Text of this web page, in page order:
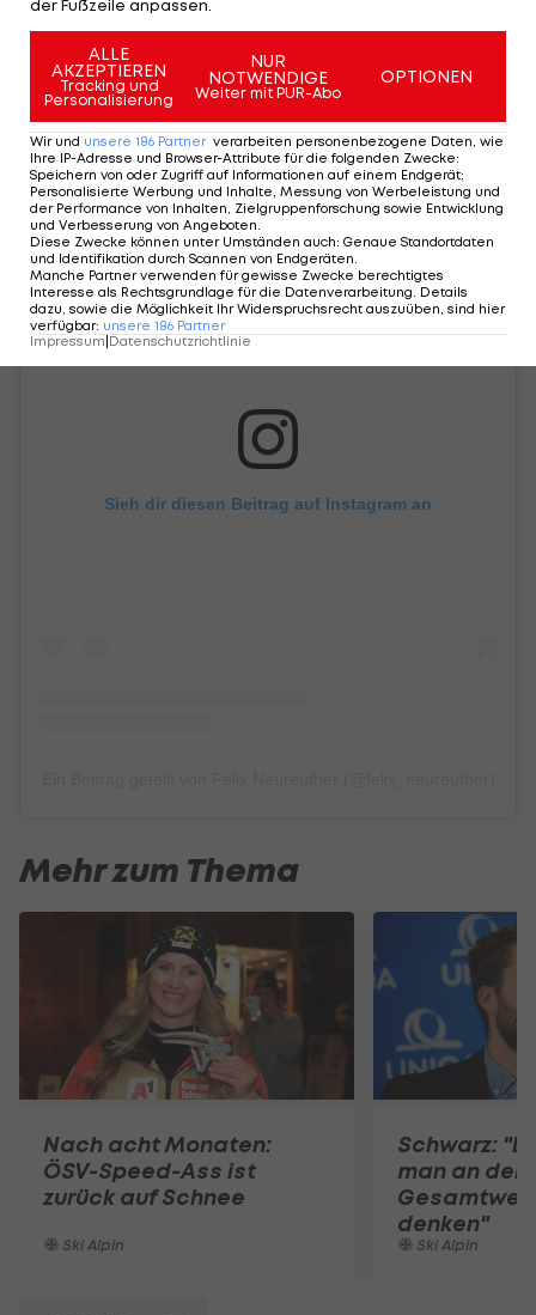
"Es wird sehr viel gelacht und nachgedacht …",
verlautbarte der Mann aus Bayern.
Das "Hochzeitsfoto" von Lucas Braathen und
Felix Neureuther:
Sieh dir diesen Beitrag auf Instagram an
Mehr zum Thema
Nach acht Monaten:
ÖSV-Speed-Ass ist
zurück auf Schnee
Ski Alpin
Schwarz:
man an den
denken"
Ski Alpin
der Fußzeile anpassen.
ALLE
AKZEPTIEREN
Tracking und
Personalisierung
NUR
NOTWENDIGE
Weiter mit PUR-Abo
OPTIONEN
Wir und unsere 186 Partner verarbeiten personenbezogene Daten, wie
Ihre IP-Adresse und Browser-Attribute für die folgenden Zwecke:
Speichern von oder Zugriff auf Informationen auf einem Endgerät;
Personalisierte Werbung und Inhalte, Messung von Werbeleistung und
der Performance von Inhalten, Zielgruppenforschung sowie Entwicklung
und Verbesserung von Angeboten
Diese Zwecke können unter Umständen auch: Genaue Standortdaten
und Identifikation durch Scannen von Endgeräten
Manche Partner verwenden für gewisse Zwecke berechtigtes
Interesse als Rechtsgrundlage für die Datenverarbeitung. Details
dazu, sowie die Möglichkeit Ihr Widerspruchsrecht auszuüben, sind hier
verfügbar: unsere 186 Partner
Impressum|Datenschutzrichtlinie